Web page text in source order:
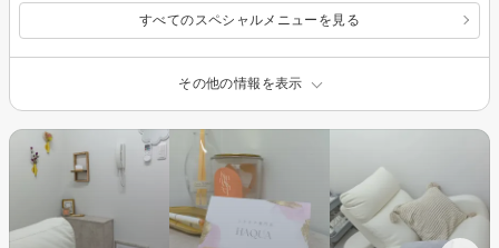
すべてのスペシャルメニューを見る
その他の情報を表示